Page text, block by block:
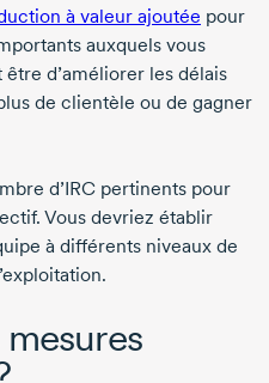
à valeur ajoutée pour
auxquels vous
d’améliorer les délais
de clientèle ou de gagner
d’IRC pertinents pour
Vous devriez établir
à différents niveaux de